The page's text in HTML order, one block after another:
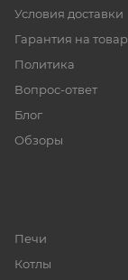
Условия доставки
Гарантия на товар
Политика
Вопрос-ответ
Блог
Обзоры
Печи
Котлы